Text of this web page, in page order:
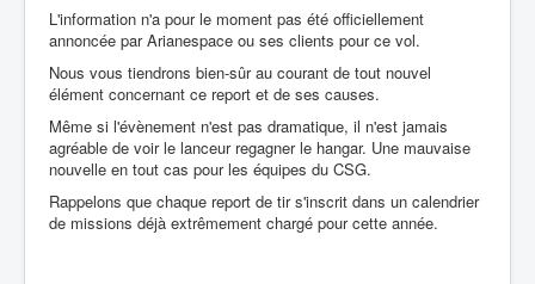
L'information n'a pour le moment pas été officiellement
annoncée par Arianespace ou ses clients pour ce vol.
Nous vous tiendrons bien-sûr au courant de tout nouvel
élément concernant ce report et de ses causes.
Même si l'évènement n'est pas dramatique, il n'est jamais
agréable de voir le lanceur regagner le hangar. Une mauvaise
nouvelle en tout cas pour les équipes du CSG.
Rappelons que chaque report de tir s'inscrit dans un calendrier
de missions déjà extrêmement chargé pour cette année.